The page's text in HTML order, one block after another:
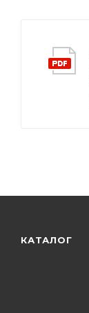
КАТАЛОГ